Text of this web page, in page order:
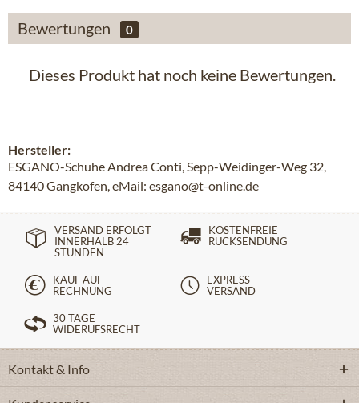
Bewertungen 0
Dieses Produkt hat noch keine Bewertungen.
Hersteller:
ESGANO-Schuhe Andrea Conti, Sepp-Weidinger-Weg 32,
84140 Gangkofen, eMail: esgano@t-online.de
VERSAND ERFOLGT
INNERHALB 24
STUNDEN
KOSTENFREIE
RÜCKSENDUNG
KAUF AUF
RECHNUNG
EXPRESS
VERSAND
30 TAGE
WIDERUFSRECHT
Kontakt & Info